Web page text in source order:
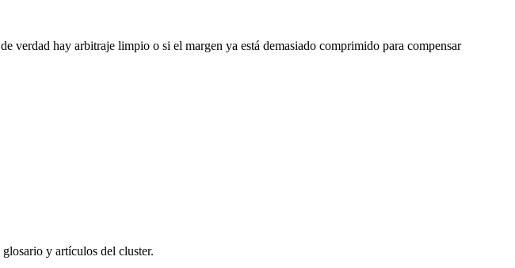
verdad hay arbitraje limpio o si el margen ya está demasiado comprimido para compensar
y artículos del cluster.